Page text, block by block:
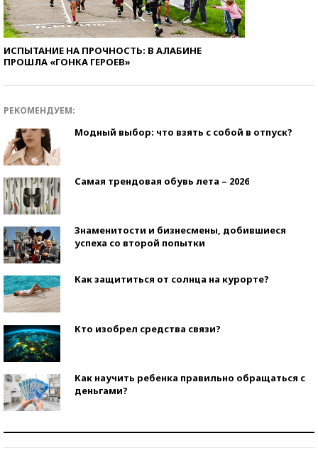
ИСПЫТАНИЕ НА ПРОЧНОСТЬ: В АЛАБИНЕ
ПРОШЛА «ГОНКА ГЕРОЕВ»
РЕКОМЕНДУЕМ:
Модный выбор: что взять с собой в отпуск?
Самая трендовая обувь лета – 2026
Знаменитости и бизнесмены, добившиеся
успеха со второй попытки
Как защититься от солнца на курорте?
Кто изобрел средства связи?
Как научить ребенка правильно обращаться с
деньгами?